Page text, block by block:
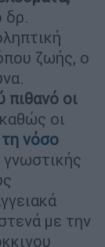
δρ.
ζωής, ο
πιθανό οι
καθώς οι
τη νόσο
με την